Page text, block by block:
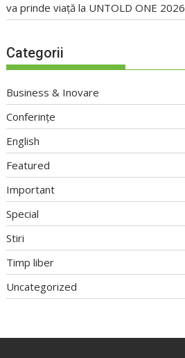
va prinde viață la UNTOLD ONE 2026
Categorii
Business & Inovare
Conferințe
English
Featured
Important
Special
Stiri
Timp liber
Uncategorized